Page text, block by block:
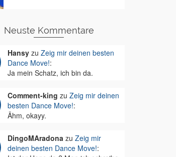
Neuste Kommentare
Hansyzu Zeig mir deinen besten
Dance Move!:
Ja mein Schatz, ich bin da.
Comment-king zu Zeig mir deinen
besten Dance Move!:
Ähm, okayy.
DingoMAradonazu Zeig mir
deinen besten Dance Move!: